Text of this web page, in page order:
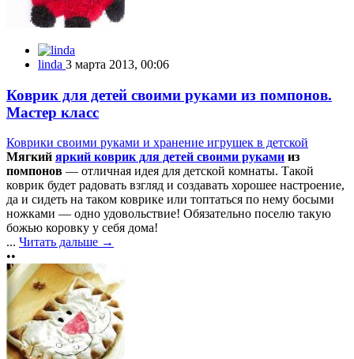
linda 3 марта 2013, 00:06
Коврик для детей своими руками из помпонов.
Мастер класс
Коврики своими руками и хранение игрушек в детской
Мягкий яркий коврик для детей своими руками из
помпонов — отличная идея для детской комнаты. Такой
коврик будет радовать взгляд и создавать хорошее настроение,
да и сидеть на таком коврике или топтаться по нему босыми
ножками — одно удовольствие! Обязательно поселю такую
божью коровку у себя дома!
... Читать дальше →
••